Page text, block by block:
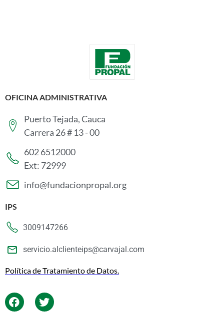
OFICINA ADMINISTRATIVA
Puerto Tejada, Cauca
Carrera 26 # 13 - 00
602 6512000
Ext: 72999
info@fundacionpropal.org
IPS
3009147266
servicio.alclienteips@carvajal.com
Política de Tratamiento de Datos.